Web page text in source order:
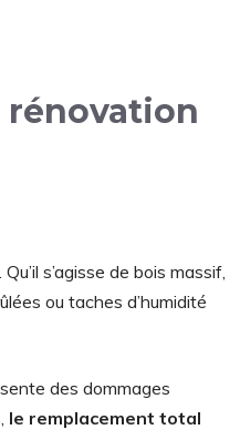
rénovation
s’agisse de bois massif,
ou taches d’humidité
des dommages
le remplacement total